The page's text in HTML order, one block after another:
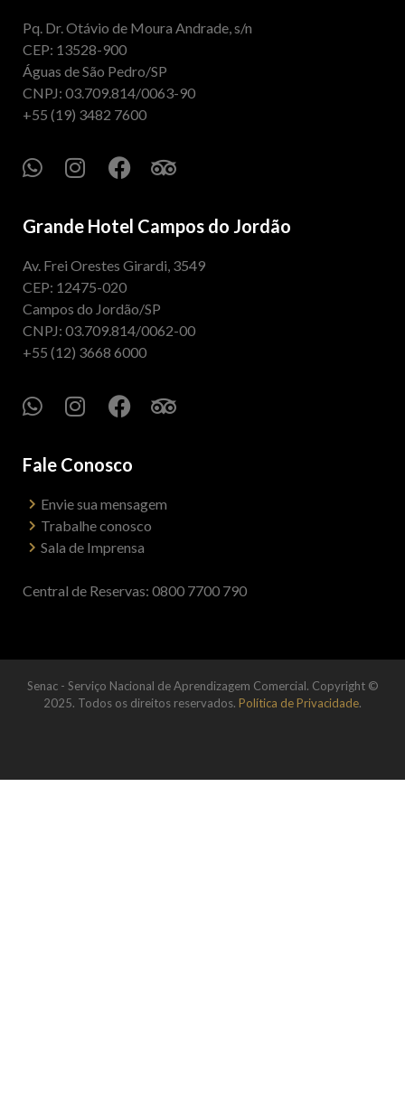
Pq. Dr. Otávio de Moura Andrade, s/n
CEP: 13528-900
Águas de São Pedro/SP
CNPJ: 03.709.814/0063-90
+55 (19) 3482 7600
Grande Hotel Campos do Jordão
Av. Frei Orestes Girardi, 3549
CEP: 12475-020
Campos do Jordão/SP
CNPJ: 03.709.814/0062-00
+55 (12) 3668 6000
Fale Conosco
Envie sua mensagem
Trabalhe conosco
Sala de Imprensa
Central de Reservas: 0800 7700 790
Senac - Serviço Nacional de Aprendizagem Comercial. Copyright ©
2025. Todos os direitos reservados. Política de Privacidade.